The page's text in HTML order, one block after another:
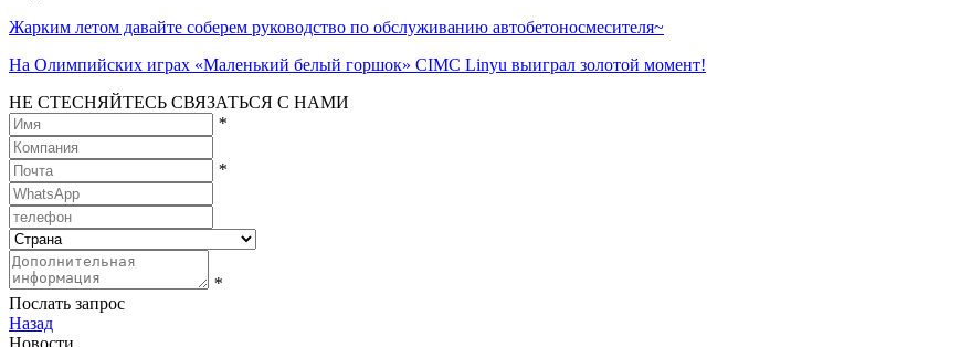
Жарким летом давайте соберем руководство по обслуживанию автобетоносмесителя~
На Олимпийских играх «Маленький белый горшок» CIMC Linyu выиграл золотой момент!
НЕ СТЕСНЯЙТЕСЬ СВЯЗАТЬСЯ С НАМИ
*
*
*
Послать запрос
Назад
Новости